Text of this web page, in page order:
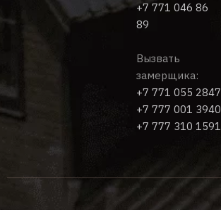
+7 771 046 86
89
Вызвать
замерщика:
+7 771 055 2847
+7 777 001 3940
+7 777 310 1591